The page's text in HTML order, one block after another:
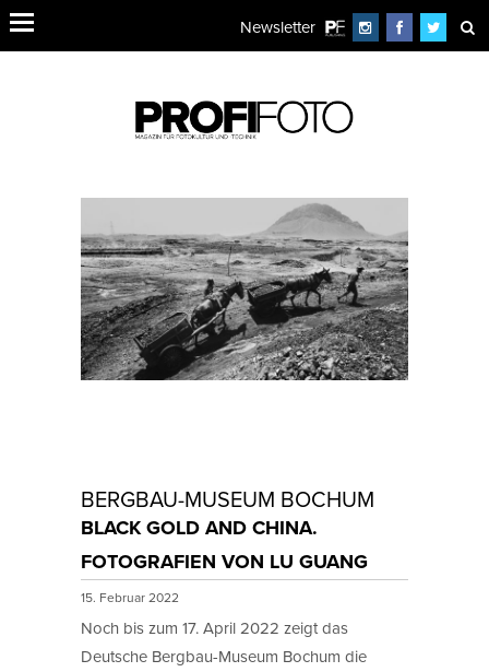
Newsletter
BERGBAU-MUSEUM BOCHUM
BLACK GOLD AND CHINA.
FOTOGRAFIEN VON LU GUANG
15. Februar 2022
Noch bis zum 17. April 2022 zeigt das
Deutsche Bergbau-Museum Bochum die